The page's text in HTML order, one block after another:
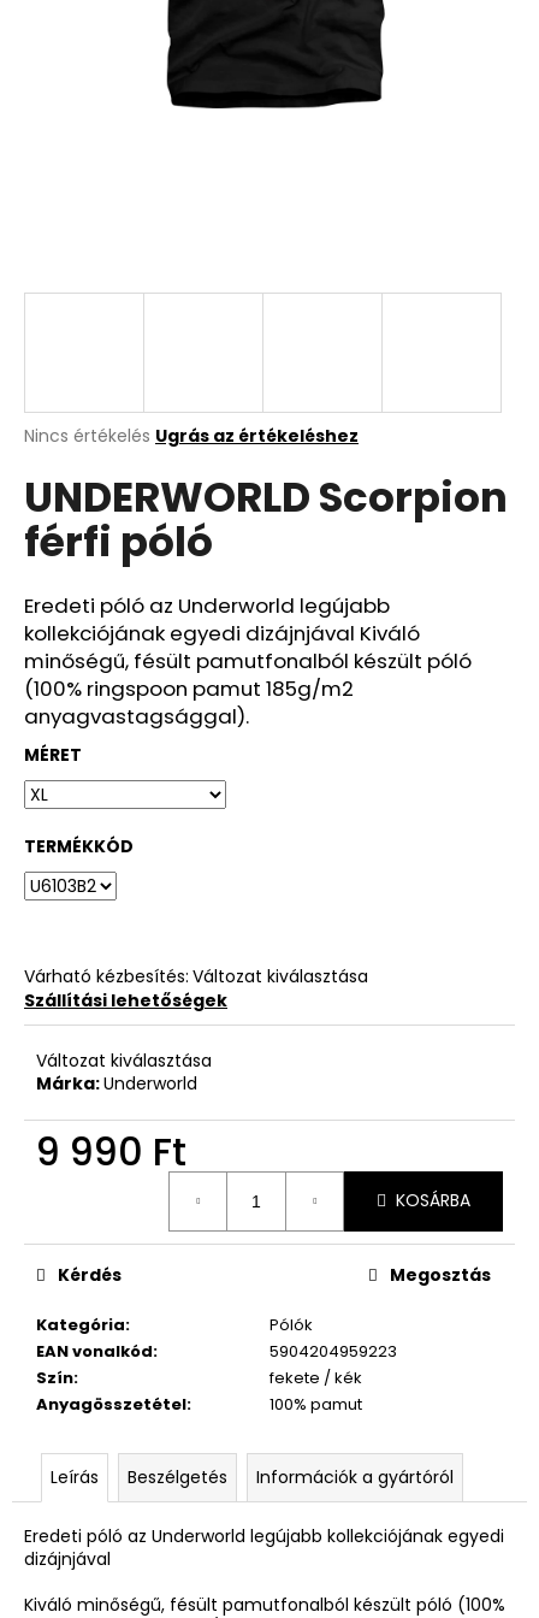
A
átlagos
értékelése
5-
ből
csillag.
Nincs értékelés Ugrás az értékeléshez
UNDERWORLD Scorpion
férfi póló
Eredeti póló az Underworld legújabb
kollekciójának egyedi dizájnjával Kiváló
minőségű, fésült pamutfonalból készült póló
(100% ringspoon pamut 185g/m2
anyagvastagsággal).
MÉRET
TERMÉKKÓD
Várható kézbesítés: Változat kiválasztása
Szállítási lehetőségek
Változat kiválasztása
Márka:Underworld
9 990 Ft
KOSÁRBA
Kategória:
Pólók
EAN vonalkód:
5904204959223
Szín:
fekete / kék
Anyagösszetétel: 100% pamut
Kérdés Megosztás
Leírás Beszélgetés Információk a gyártóról
Eredeti póló az Underworld legújabb kollekciójának egyedi
dizájnjával
Kiváló minőségű, fésült pamutfonalból készült póló (100%